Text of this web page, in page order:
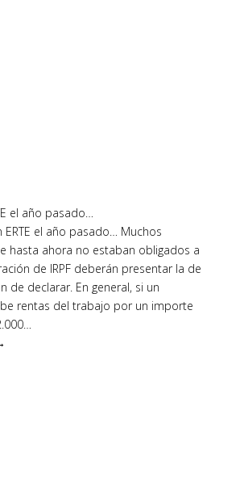
el año pasado…
ERTE el año pasado… Muchos
hasta ahora no estaban obligados a
de IRPF deberán presentar la de
de declarar. En general, si un
rentas del trabajo por un importe